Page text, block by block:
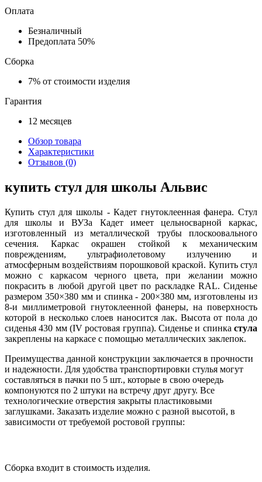
Оплата
Безналичный
Предоплата 50%
Сборка
7% от стоимости изделия
Гарантия
12 месяцев
Обзор товара
Характеристики
Отзывов (0)
купить стул для школы Альвис
Купить стул для школы - Кадет гнутоклеенная фанера. Стул
для школы и ВУЗа Кадет имеет цельносварной каркас,
изготовленный из металлической трубы плоскоовального
сечения. Каркас окрашен стойкой к механическим
повреждениям, ультрафиолетовому излучению и
атмосферным воздействиям порошковой краской. Купить стул
можно с каркасом черного цвета, при желании можно
покрасить в любой другой цвет по раскладке RAL. Сиденье
размером 350×380 мм и спинка - 200×380 мм, изготовлены из
8-и миллиметровой гнутоклеенной фанеры, на поверхность
которой в несколько слоев наносится лак. Высота от пола до
сиденья 430 мм (IV ростовая группа). Сиденье и спинка стула
закреплены на каркасе с помощью металлических заклепок.
Преимущества данной конструкции заключается в прочности
и надежности. Для удобства транспортировки стулья могут
составляться в пачки по 5 шт., которые в свою очередь
компонуются по 2 штуки на встречу друг другу. Все
технологические отверстия закрыты пластиковыми
заглушками. Заказать изделие можно с разной высотой, в
зависимости от требуемой ростовой группы:
Сборка входит в стоимость изделия.